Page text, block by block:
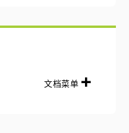
文档菜单